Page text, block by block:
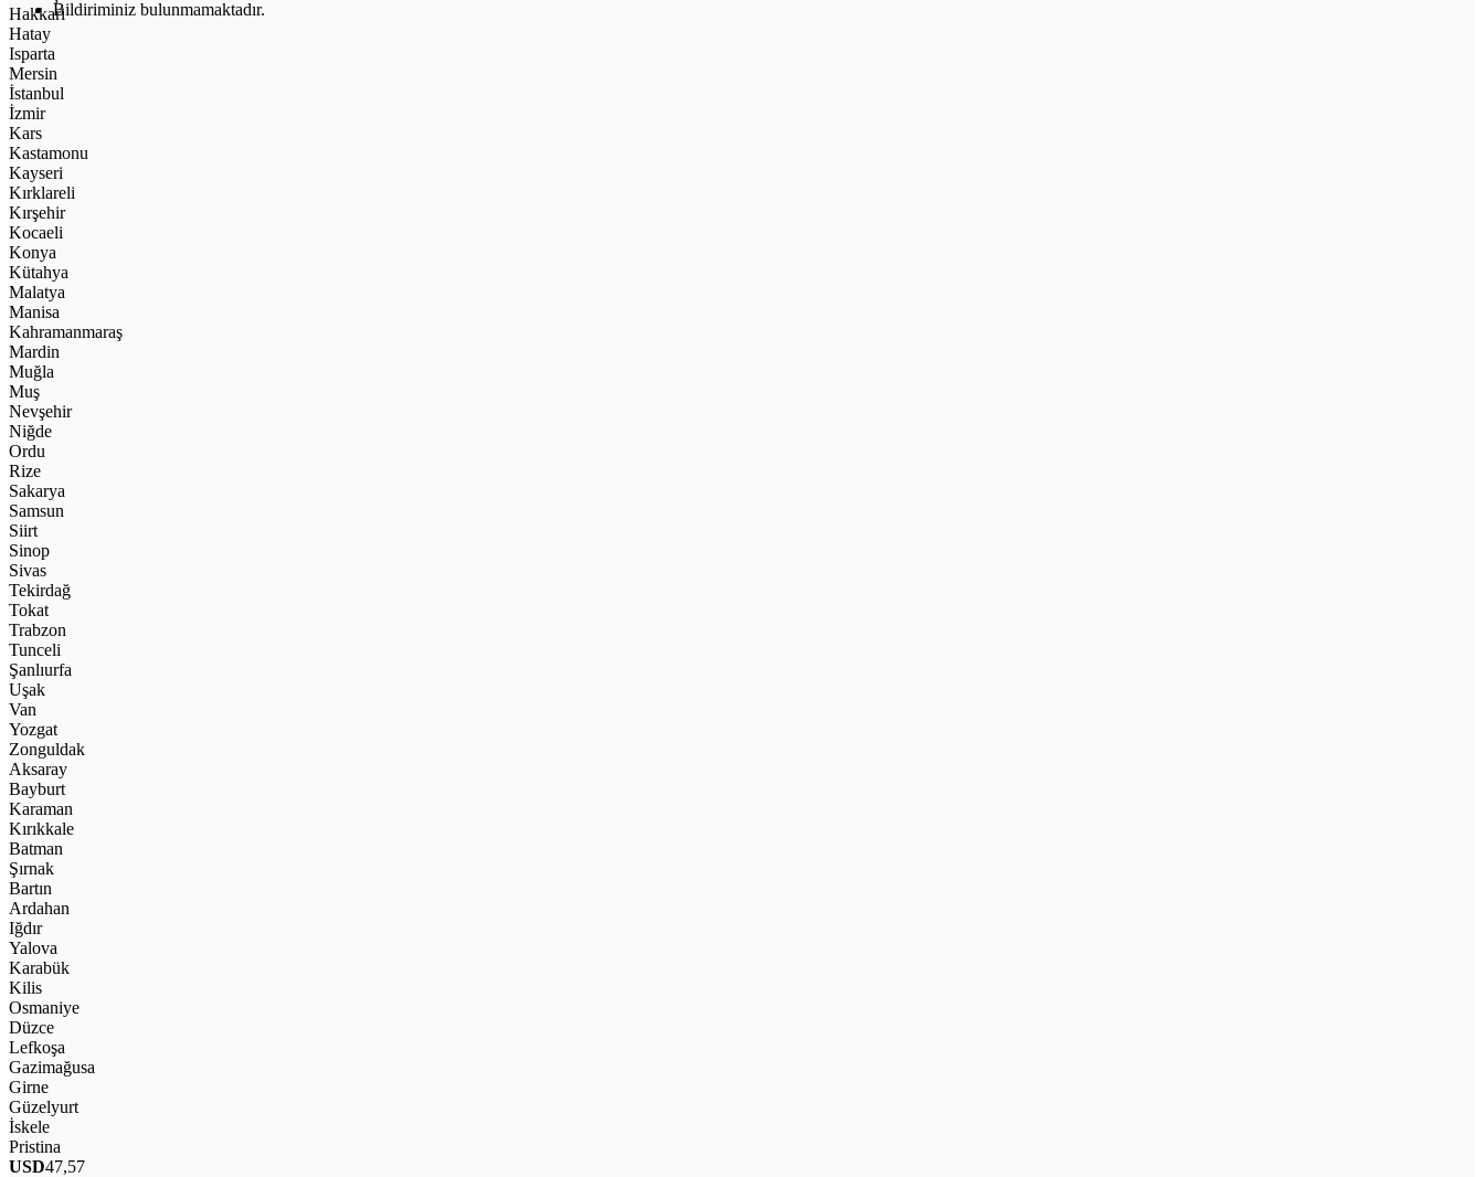
Bildiriminiz bulunmamaktadır.
Hakkari
Hatay
Isparta
Mersin
İstanbul
İzmir
Kars
Kastamonu
Kayseri
Kırklareli
Kırşehir
Kocaeli
Konya
Kütahya
Malatya
Manisa
Kahramanmaraş
Mardin
Muğla
Muş
Nevşehir
Niğde
Ordu
Rize
Sakarya
Samsun
Siirt
Sinop
Sivas
Tekirdağ
Tokat
Trabzon
Tunceli
Şanlıurfa
Uşak
Van
Yozgat
Zonguldak
Aksaray
Bayburt
Karaman
Kırıkkale
Batman
Şırnak
Bartın
Ardahan
Iğdır
Yalova
Karabük
Kilis
Osmaniye
Düzce
Lefkoşa
Gazimağusa
Girne
Güzelyurt
İskele
Pristina
USD47,57